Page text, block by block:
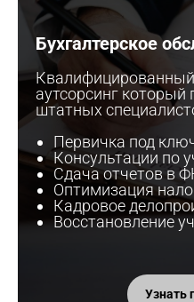
Бухгалтерское
Квалифицированный
аутсорсинг
штатных
Первичка под
Консультации по
Сдача отчетов в
Оптимизация
Кадровое
Восстановление
Узнать